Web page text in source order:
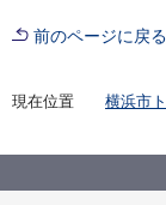
前のページに戻る
現在位置 横浜市
市内の
速な復